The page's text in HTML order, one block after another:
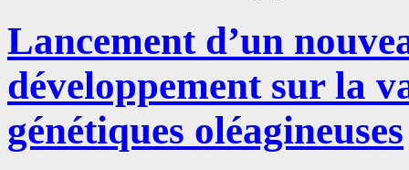
Lancement d’un
développement sur la
génétiques oléagineuses